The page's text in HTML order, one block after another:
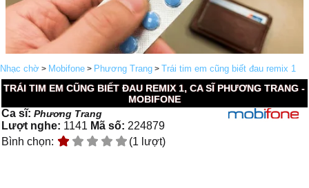
Nhạc chờ > Mobifone > Phương Trang > Trái tim em cũng biết đau remix 1
TRÁI TIM EM CŨNG BIẾT ĐAU REMIX 1, CA SĨ PHƯƠNG TRANG -
MOBIFONE
Ca sĩ:Phương Trang
Lượt nghe: 1141 Mã số: 224879
Bình chọn:
(1 lượt)